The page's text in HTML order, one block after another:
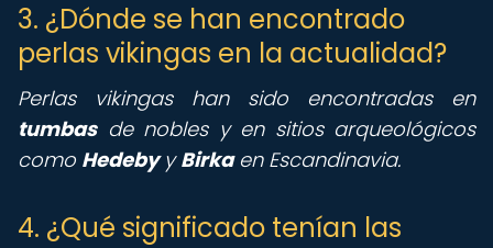
3. ¿Dónde se han encontrado
perlas vikingas en la actualidad?
Perlas vikingas han sido encontradas en
tumbasde nobles y en sitios arqueológicos
como HedebyyBirkaen Escandinavia.
4. ¿Qué significado tenían las